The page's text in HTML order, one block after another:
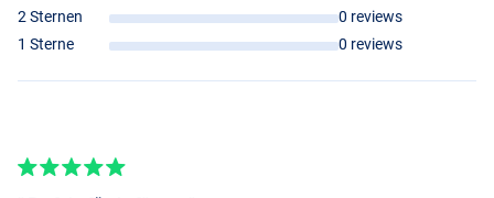
2 Sternen
0 reviews
1 Sterne
0 reviews